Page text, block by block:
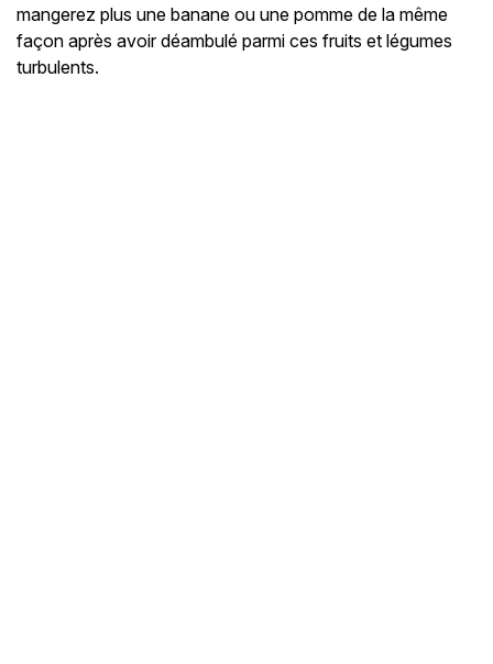
mangerez plus une banane ou une pomme de la même
façon après avoir déambulé parmi ces fruits et légumes
turbulents.